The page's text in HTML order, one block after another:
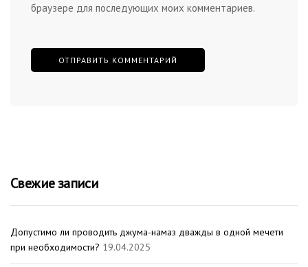
браузере для последующих моих комментариев.
Свежие записи
Допустимо ли проводить джума-намаз дважды в одной мечети
при необходимости? 19.04.2025